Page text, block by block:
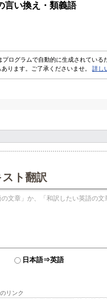
言い換え・類義語
ログラムで自動的に生成されている
ります。ご了承くださいませ。 詳し
ト翻訳
日本語⇒英語
リンク